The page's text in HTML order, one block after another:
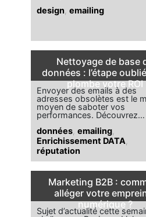
design emailing
Nettoyage de base
données : l’étape
plombe votre ROI
Envoyer des emails à des
adresses obsolètes est le
moyen de saboter vos
performances. Découvrez…
données emailing
Enrichissement DATA
réputation
Marketing B2B :
alléger votre
numérique ?
Sujet d’actualité cette